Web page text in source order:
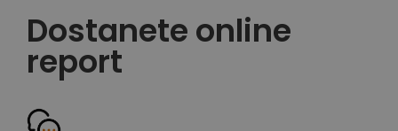
Dostanete online
report